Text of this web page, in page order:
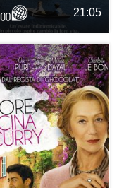
21:05